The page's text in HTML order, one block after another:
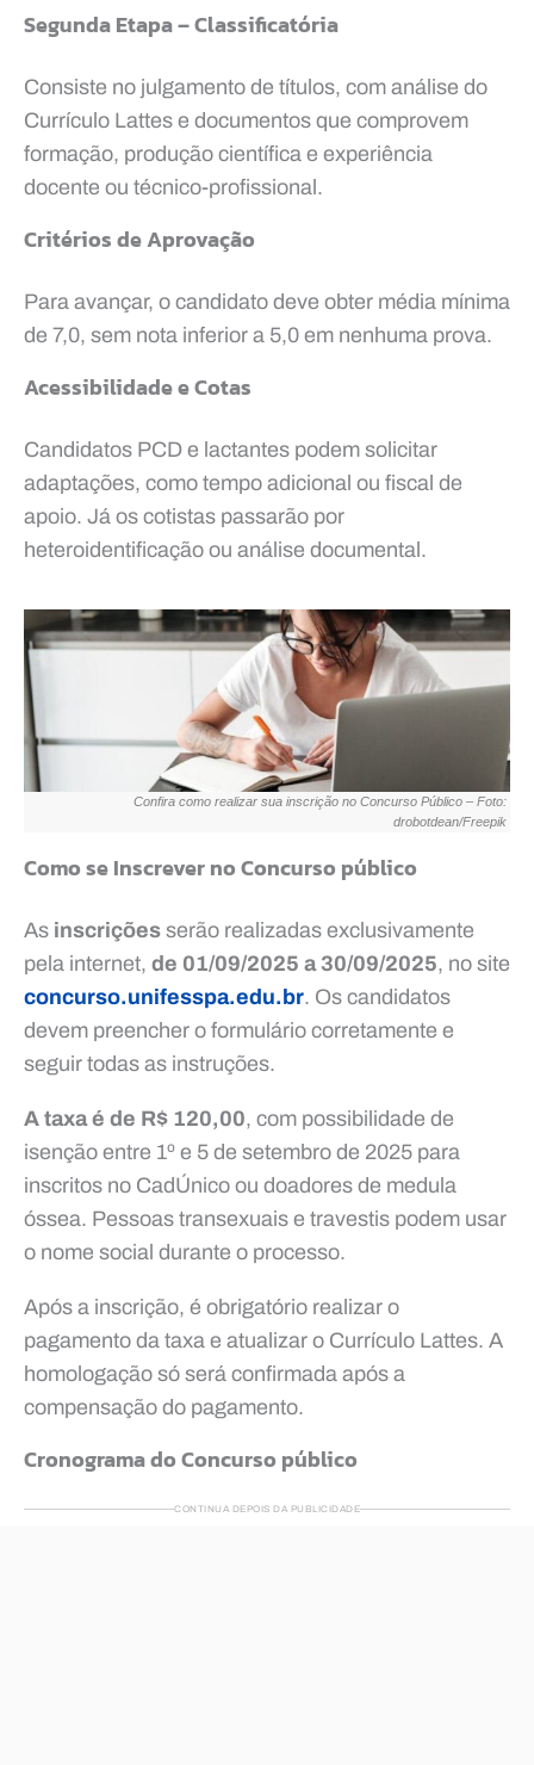
Segunda Etapa – Classificatória
Consiste no julgamento de títulos, com análise do
Currículo Lattes e documentos que comprovem
formação, produção científica e experiência
docente ou técnico-profissional.
Critérios de Aprovação
Para avançar, o candidato deve obter média mínima
de 7,0, sem nota inferior a 5,0 em nenhuma prova.
Acessibilidade e Cotas
Candidatos PCD e lactantes podem solicitar
adaptações, como tempo adicional ou fiscal de
apoio. Já os cotistas passarão por
heteroidentificação ou análise documental.
Confira como realizar sua inscrição no Concurso Público – Foto:
drobotdean/Freepik
Como se Inscrever no Concurso público
As inscrições serão realizadas exclusivamente
pela internet, de 01/09/2025 a 30/09/2025, no site
concurso.unifesspa.edu.br. Os candidatos
devem preencher o formulário corretamente e
seguir todas as instruções.
A taxa é de R$ 120,00, com possibilidade de
isenção entre 1º e 5 de setembro de 2025 para
inscritos no CadÚnico ou doadores de medula
óssea. Pessoas transexuais e travestis podem usar
o nome social durante o processo.
Após a inscrição, é obrigatório realizar o
pagamento da taxa e atualizar o Currículo Lattes. A
homologação só será confirmada após a
compensação do pagamento.
Cronograma do Concurso público
CONTINUA DEPOIS DA PUBLICIDADE